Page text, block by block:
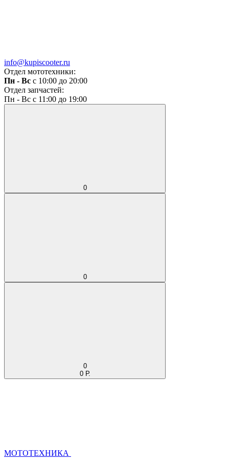
info@kupiscooter.ru
Отдел мототехники:
Пн - Вс с 10:00 до 20:00
Отдел запчастей:
Пн - Вс с 11:00 до 19:00
0
0
0
0 Р.
МОТОТЕХНИКА